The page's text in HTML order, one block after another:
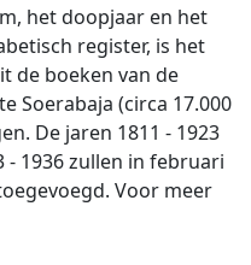
het doopjaar en het
register, is het
de boeken van de
Soerabaja (circa 17.000
De jaren 1811 - 1923
- 1936 zullen in februari
Voor meer